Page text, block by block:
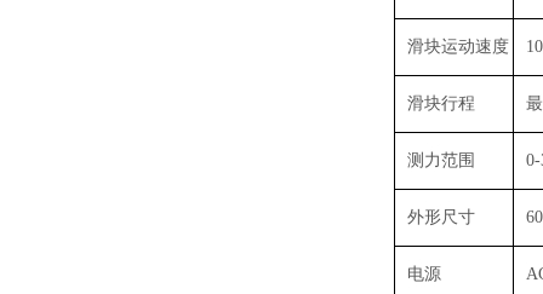
滑块运动速度
滑块行程
测力范围 0-
外形尺寸
电源